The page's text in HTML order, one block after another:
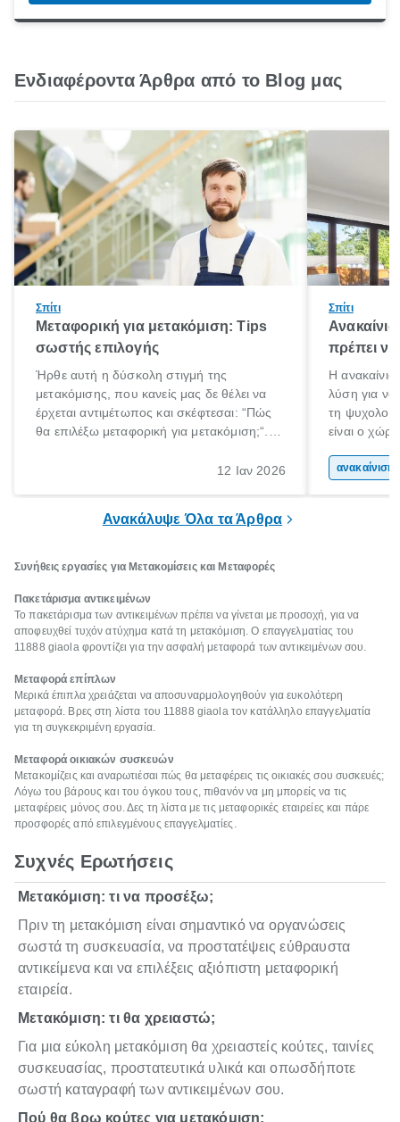
Ενδιαφέροντα Άρθρα από το Blog μας
Σπίτι
Μεταφορική για μετακόμιση: Tips
σωστής επιλογής
Ήρθε αυτή η δύσκολη στιγμή της
μετακόμισης, που κανείς μας δε θέλει να
έρχεται αντιμέτωπος και σκέφτεσαι: “Πώς
θα επιλέξω μεταφορική για μετακόμιση;“.
ξεκινάς τις απαραίτητες ετοιμασίες,12 Ιαν 2026
Σπίτι
πρέπει να
Η
λύση για να
τη
είναι ο
Επομένως,
Ανακάλυψε Όλα τα Άρθρα
Συνήθεις εργασίες για Μετακομίσεις και Μεταφορές
Πακετάρισμα αντικειμένων
Το πακετάρισμα των αντικειμένων πρέπει να γίνεται με προσοχή, για να
αποφευχθεί τυχόν ατύχημα κατά τη μετακόμιση. Ο επαγγελματίας του
11888 giaola φροντίζει για την ασφαλή μεταφορά των αντικειμένων σου.
Μεταφορά επίπλων
Μερικά έπιπλα χρειάζεται να αποσυναρμολογηθούν για ευκολότερη
μεταφορά. Βρες στη λίστα του 11888 giaola τον κατάλληλο επαγγελματία
για τη συγκεκριμένη εργασία.
Μεταφορά οικιακών συσκευών
Μετακομίζεις και αναρωτιέσαι πώς θα μεταφέρεις τις οικιακές σου συσκευές;
Λόγω του βάρους και του όγκου τους, πιθανόν να μη μπορείς να τις
μεταφέρεις μόνος σου. Δες τη λίστα με τις μεταφορικές εταιρείες και πάρε
προσφορές από επιλεγμένους επαγγελματίες.
Συχνές Ερωτήσεις
Μετακόμιση: τι να προσέξω;
Πριν τη μετακόμιση είναι σημαντικό να οργανώσεις
σωστά τη συσκευασία, να προστατέψεις εύθραυστα
αντικείμενα και να επιλέξεις αξιόπιστη μεταφορική
εταιρεία.
Μετακόμιση: τι θα χρειαστώ;
Για μια εύκολη μετακόμιση θα χρειαστείς κούτες, ταινίες
συσκευασίας, προστατευτικά υλικά και οπωσδήποτε
σωστή καταγραφή των αντικειμένων σου.
Πού θα βρω κούτες για μετακόμιση;